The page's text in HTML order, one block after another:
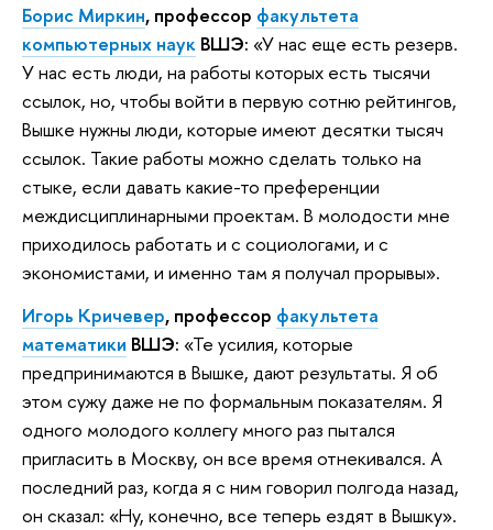
Борис Миркин, профессор факультета
компьютерных наук ВШЭ: «У нас еще есть резерв.
У нас есть люди, на работы которых есть тысячи
ссылок, но, чтобы войти в первую сотню рейтингов,
Вышке нужны люди, которые имеют десятки тысяч
ссылок. Такие работы можно сделать только на
стыке, если давать какие-то преференции
междисциплинарными проектам. В молодости мне
приходилось работать и с социологами, и с
экономистами, и именно там я получал прорывы».
Игорь Кричевер, профессор факультета
математики ВШЭ: «Те усилия, которые
предпринимаются в Вышке, дают результаты. Я об
этом сужу даже не по формальным показателям. Я
одного молодого коллегу много раз пытался
пригласить в Москву, он все время отнекивался. А
последний раз, когда я с ним говорил полгода назад,
он сказал: «Ну, конечно, все теперь ездят в Вышку».